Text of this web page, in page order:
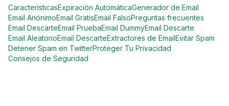
CaracterísticasExpiración AutomáticaGenerador de Email
Email AnónimoEmail GratisEmail FalsoPreguntas frecuentes
Email DescarteEmail PruebaEmail DummyEmail Descarte
Email AleatorioEmail DescarteExtractores de EmailEvitar Spam
Detener Spam en TwitterProteger Tu Privacidad
Consejos de Seguridad